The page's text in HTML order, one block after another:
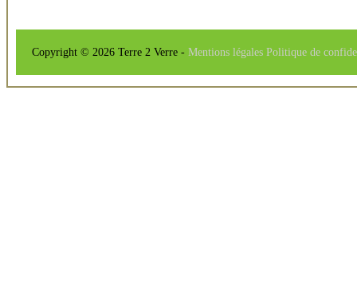
Copyright © 2026 Terre 2 Verre - Mentions légales Politique de